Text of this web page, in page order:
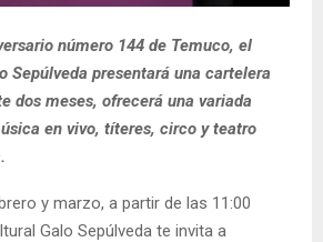
número 144 de Temuco, el
Sepúlveda presentará una cartelera
dos meses, ofrecerá una variada
en vivo, títeres, circo y teatro
y marzo, a partir de las 11:00
Galo Sepúlveda te invita a